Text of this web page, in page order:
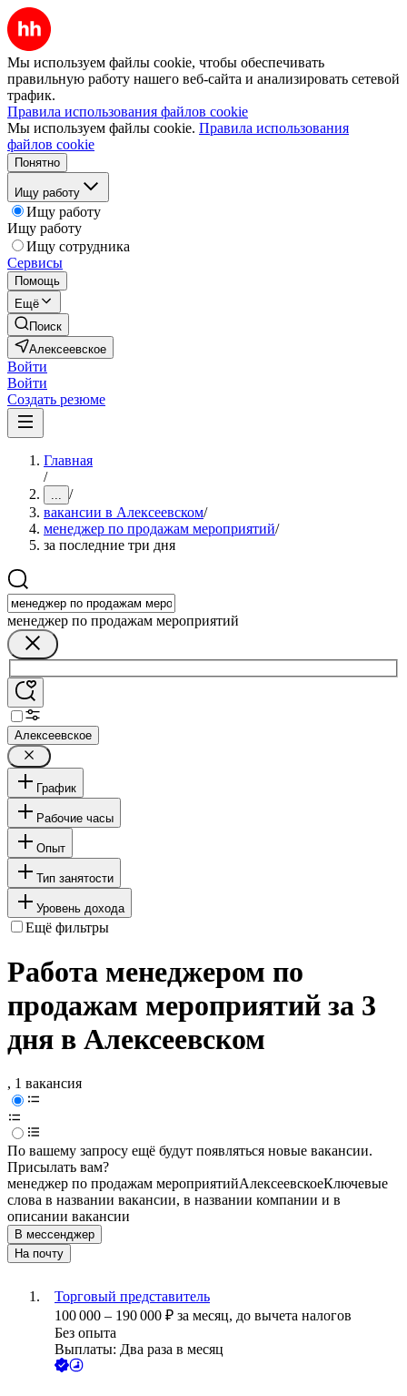
Мы используем файлы cookie, чтобы обеспечивать
правильную работу нашего веб-сайта и анализировать сетевой
трафик.
Правила использования файлов cookie
Мы используем файлы cookie. Правила использования
файлов cookie
Понятно
Ищу работу
Ищу работу
Ищу работу
Ищу сотрудника
Сервисы
Помощь
Ещё
Поиск
Алексеевское
Войти
Войти
Создать резюме
Главная
/
... /
вакансии в Алексеевском/
менеджер по продажам мероприятий/
за последние три дня
менеджер по продажам мероприятий
Алексеевское
График
Рабочие часы
Опыт
Тип занятости
Уровень дохода
Ещё фильтры
Работа менеджером по
продажам мероприятий за 3
дня в Алексеевском
, 1 вакансия
По вашему запросу ещё будут появляться новые вакансии.
Присылать вам?
менеджер по продажам мероприятийАлексеевскоеКлючевые
слова в названии вакансии, в названии компании и в
описании вакансии
В мессенджер
На почту
Торговый представитель
100 000 – 190 000 ₽ за месяц, до вычета налогов
Без опыта
Выплаты: Два раза в месяц